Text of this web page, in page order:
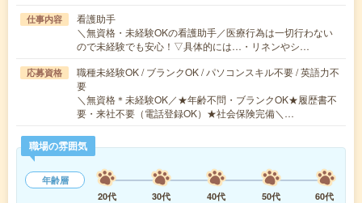
仕事内容
看護助手
＼無資格・未経験OKの看護助手／医療行為は一切行わない
ので未経験でも安心！▽具体的には…・リネンやシ…
応募資格
職種未経験OK / ブランクOK / パソコンスキル不要 / 英語力不
要
＼無資格＊未経験OK／★年齢不問・ブランクOK★履歴書不
要・来社不要（電話登録OK）★社会保険完備＼…
職場の雰囲気
年齢層
20代
30代 40代 50代
60代